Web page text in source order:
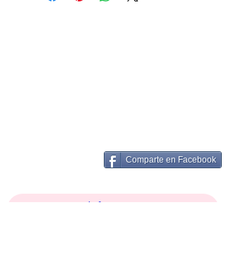
Comparte en Facebook